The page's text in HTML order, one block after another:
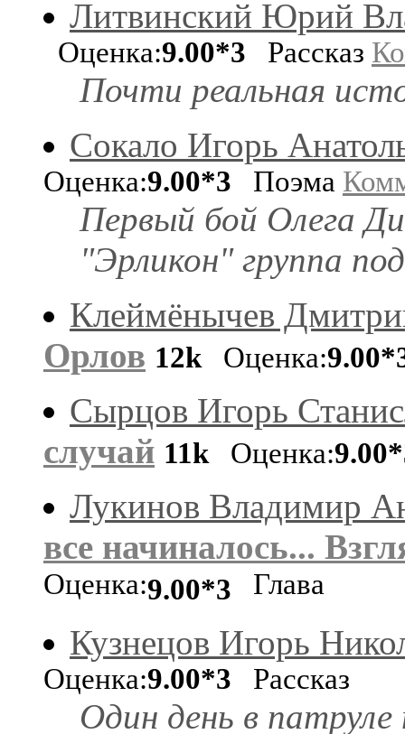
Литвинский Юрий
Оценка:9.00*3 Рассказ
Почти реальная
Сокало Игорь
Оценка:9.00*3 Поэма
Первый бой Олега
"Эрликон" группа
Клеймёнычев
Орлов 12k Оценка:
Сырцов Игорь
случай 11k Оценка:
Лукинов Владимир
все начиналось...
Оценка:9.00*3
Глава
Кузнецов Игорь
Оценка:9.00*3 Рассказ
Один день в патруле